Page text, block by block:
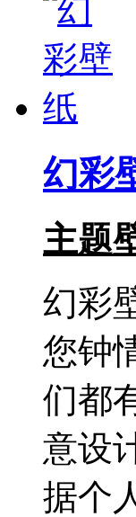
幻彩
主题
幻彩
您钟
们都
意设
据个